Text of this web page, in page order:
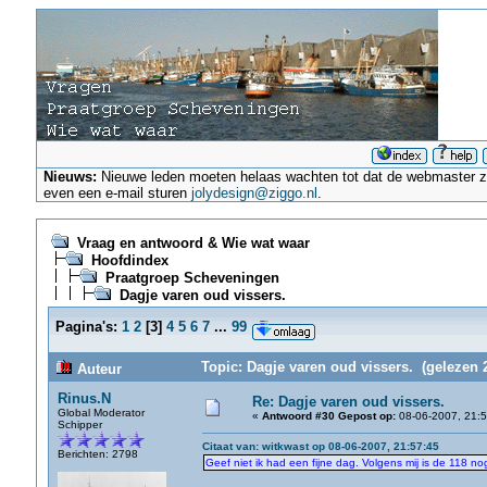
Nieuws: Nieuwe leden moeten helaas wachten tot dat de
even een e-mail sturenjolydesign@ziggo.nl .
Vraag en antwoord & Wie wat waar
Hoofdindex
Praatgroep Scheveningen
Dagje varen oud vissers.
Pagina's: 1 2[3] 4 5 6 7 ... 99
Auteur
Topic: Dagje varen oud vissers. (gelezen
Rinus.N
Global Moderator
Schipper
Berichten: 2798
Re: Dagje varen oud vissers.
« Antwoord #30 Gepost op:08-06-2007,
Citaat van: witkwast op 08-06-2007, 21:57:45
Geef niet ik had een fijne dag. Volgens mij is de 118